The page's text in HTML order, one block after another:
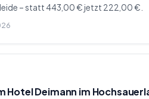
– statt 443,00 € jetzt 222,00 €.
Hotel Deimann im